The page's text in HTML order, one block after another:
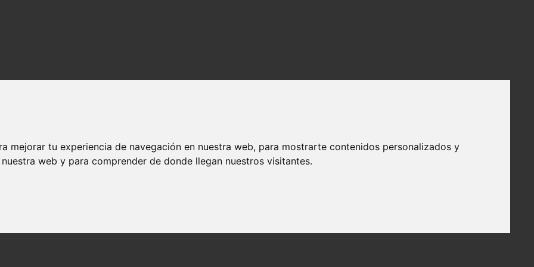
mejorar tu experiencia de navegación en nuestra web, para mostrarte contenidos personalizados y
web y para comprender de donde llegan nuestros visitantes.